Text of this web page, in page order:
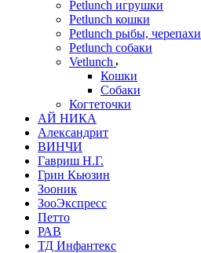
Petlunch игрушки
Petlunch кошки
Petlunch рыбы, черепахи
Petlunch собаки
Vetlunch
Кошки
Собаки
Когтеточки
АЙ НИКА
Александрит
ВИНЧИ
Гавриш Н.Г.
Грин Кьюзин
Зооник
ЗооЭкспресс
Петто
РАВ
ТД Инфантекс